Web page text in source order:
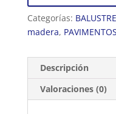
Categorías:
madera,
Descripción
Valoraciones (0)